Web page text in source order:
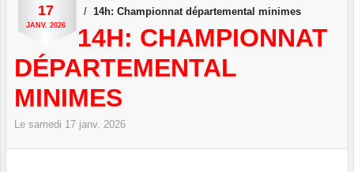
17
JANV. 2026
14h: Championnat départemental minimes
14H: CHAMPIONNAT
DÉPARTEMENTAL
MINIMES
Le samedi 17 janv. 2026